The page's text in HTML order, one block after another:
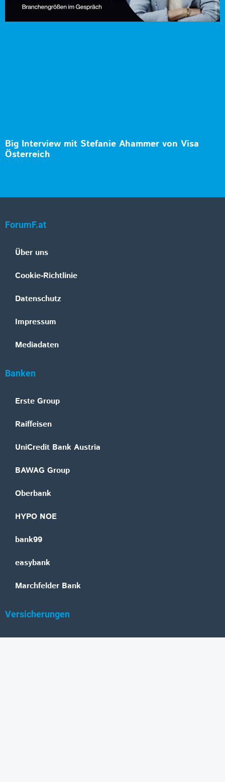
Big Interview mit Stefanie Ahammer von Visa
Österreich
ForumF.at
Über uns
Cookie-Richtlinie
Datenschutz
Impressum
Mediadaten
Banken
Erste Group
Raiffeisen
UniCredit Bank Austria
BAWAG Group
Oberbank
HYPO NOE
bank99
easybank
Marchfelder Bank
Versicherungen